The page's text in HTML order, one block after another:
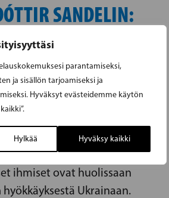
parantamiseksi,
ja sisällön tarjoamiseksi ja
Hyväksyt evästeidemme käytön
Hylkää Hyväksy kaikki
SANDELIN:
KOHDISTAA
,Lapset & Nuoret
asuvat venäjänkieliset ja
ihmiset ovat huolissaan
Ukrainaan.